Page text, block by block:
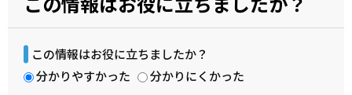
この情報はお役に立ちましたか？
分かりやすかった
分かりにくかった